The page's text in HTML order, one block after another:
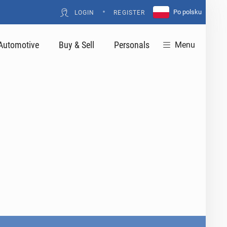
LOGIN • REGISTER Po polsku
Buy & Sell Personals Menu